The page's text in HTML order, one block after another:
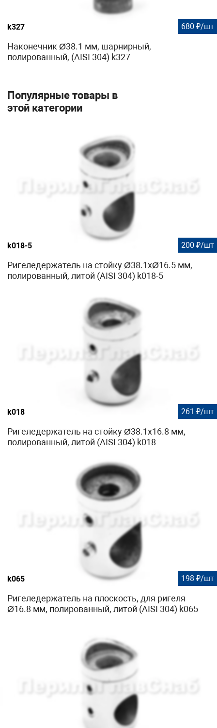
k327 680 ₽/шт
Наконечник Ø38.1 мм, шарнирный,
полированный, (AISI 304) k327
Популярные товары в
этой категории
k018-5 200 ₽/шт
Ригеледержатель на стойку Ø38.1хØ16.5 мм,
полированный, литой (AISI 304) k018-5
k018 261 ₽/шт
Ригеледержатель на стойку Ø38.1х16.8 мм,
полированный, литой (AISI 304) k018
k065 198 ₽/шт
Ригеледержатель на плоскость, для ригеля
Ø16.8 мм, полированный, литой (AISI 304) k065